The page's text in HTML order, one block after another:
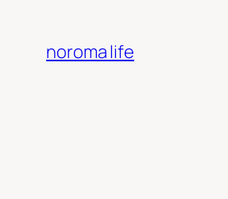
noroma life